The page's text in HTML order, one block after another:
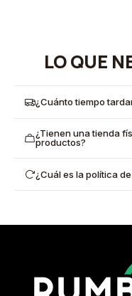
LO QUE
¿Cuánto tiempo
¿Tienen una tienda
productos?
¿Cuál es la política